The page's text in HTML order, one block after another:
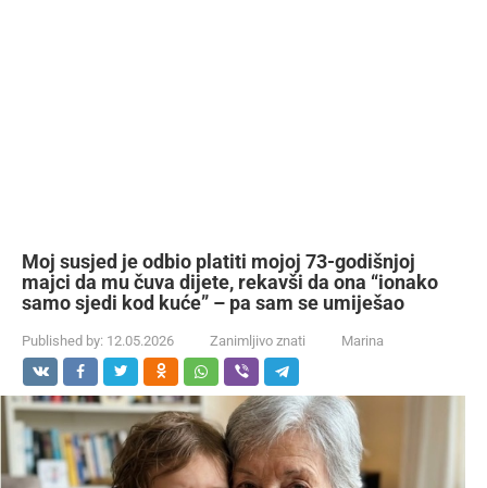
Moj susjed je odbio platiti mojoj 73-godišnjoj
majci da mu čuva dijete, rekavši da ona “ionako
samo sjedi kod kuće” – pa sam se umiješao
Published by: 12.05.2026 Zanimljivo znati Marina